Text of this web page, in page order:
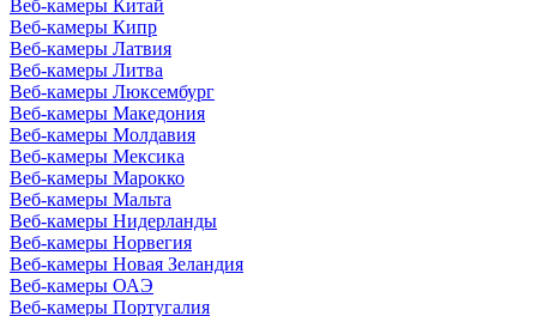
Веб-камеры Китай
Веб-камеры Кипр
Веб-камеры Латвия
Веб-камеры Литва
Веб-камеры Люксембург
Веб-камеры Македония
Веб-камеры Молдавия
Веб-камеры Мексика
Веб-камеры Марокко
Веб-камеры Мальта
Веб-камеры Нидерланды
Веб-камеры Норвегия
Веб-камеры Новая Зеландия
Веб-камеры ОАЭ
Веб-камеры Португалия